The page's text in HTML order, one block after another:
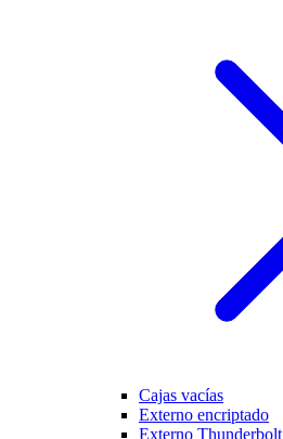
Cajas vacías
Externo encriptado
Externo Thunderbolt